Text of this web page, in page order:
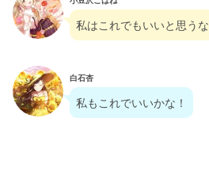
私はこれでもいいと思うな
白石杏
私もこれでいいかな！